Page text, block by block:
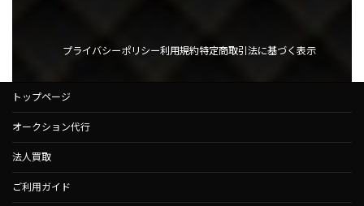
プライバシーポリシー利用規約特定商取引法に基づく表示
トップページ
オークション代行
法人買取
ご利用ガイド